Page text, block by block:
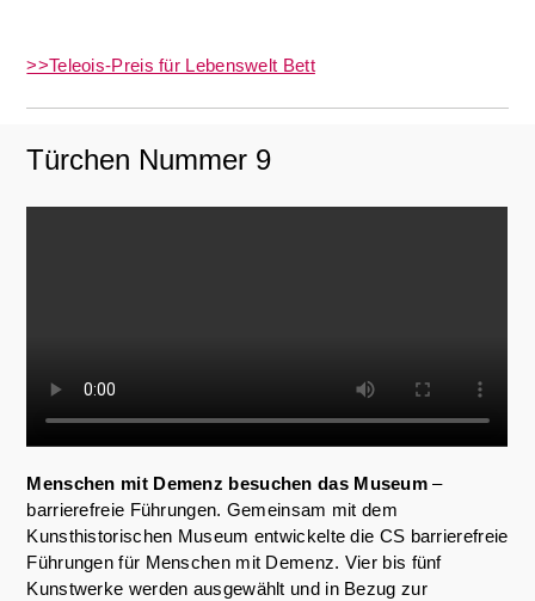
>>Teleois-Preis für Lebenswelt Bett
Türchen Nummer 9
Menschen mit Demenz besuchen das Museum –
barrierefreie Führungen. Gemeinsam mit dem
Kunsthistorischen Museum entwickelte die CS barrierefreie
Führungen für Menschen mit Demenz. Vier bis fünf
Kunstwerke werden ausgewählt und in Bezug zur